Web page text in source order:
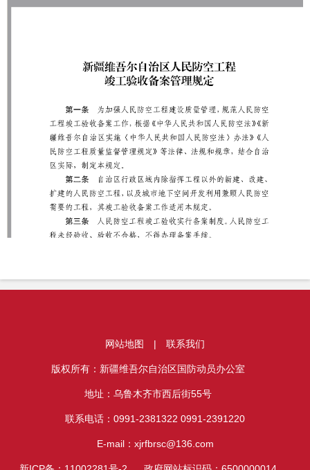
网站地图 | 联系我们
版权所有：新疆维吾尔自治区国防动员办公室
地址：乌鲁木齐市西后街55号
联系电话：0991-2381322 0991-2391220
E-mail：xjrfbrsc@136.com